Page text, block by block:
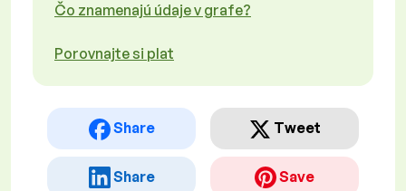
Čo znamenajú údaje v grafe?
Porovnajte si plat
Share Tweet
Share Save